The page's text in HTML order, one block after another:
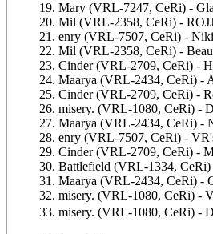
19. Mary (VRL-7247, CeRi) -
20. Mil (VRL-2358, CeRi) -
21. enry (VRL-7507, CeRi) -
22. Mil (VRL-2358, CeRi) -
23. Cinder (VRL-2709, CeRi) -
24. Maarya (VRL-2434, CeRi) -
25. Cinder (VRL-2709, CeRi) -
26. misery. (VRL-1080, CeRi) -
27. Maarya (VRL-2434, CeRi) -
28. enry (VRL-7507, CeRi) -
29. Cinder (VRL-2709, CeRi) -
30. Battlefield (VRL-1334,
31. Maarya (VRL-2434, CeRi) -
32. misery. (VRL-1080, CeRi) -
33. misery. (VRL-1080, CeRi) -